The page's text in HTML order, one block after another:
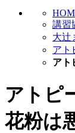
講習
大辻
アト
アト
アトピ
花粉は